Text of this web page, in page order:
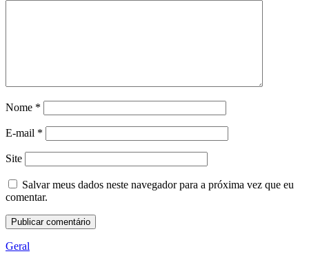
Nome *
E-mail *
Site
Salvar meus dados neste navegador para a próxima vez que eu
comentar.
Geral